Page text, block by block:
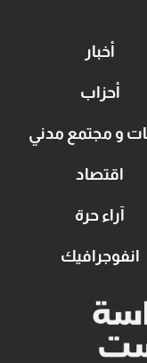
أخبار
أحزاب
و مجتمع مدني
اقتصاد
آراء حرة
انفوجرافيك